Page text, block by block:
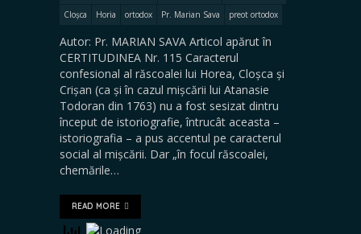
Cloșca
Horia ortodox Pr. Marian Sava preot ortodox
Autor: Pr. MARIAN SAVA Articol apărut în
CERTITUDINEA Nr. 115 Caracterul
confesional al răscoalei lui Horea, Cloșca și
Crișan (ca și în cazul mișcării lui Atanasie
Todoran din 1763) nu a fost sesizat dintru
început de istoriografie, întrucât aceasta –
istoriografia – a pus accentul pe caracterul
social al mișcării. Dar „în focul răscoalei,
chemările…
READ MORE